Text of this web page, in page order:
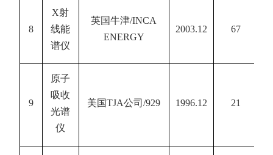
8
X射
线能
谱仪
英国牛津/INCA
ENERGY
2003.12 67
9
原子
吸收
光谱
仪
美国TJA公司 /929 1996.12 21